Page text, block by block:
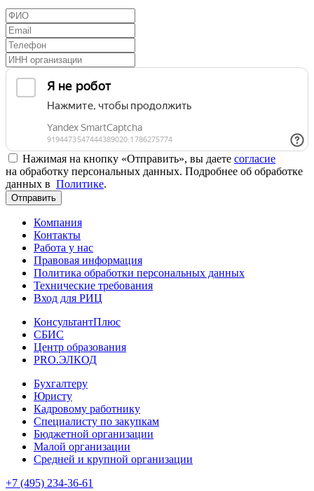
Нажимая на кнопку «Отправить», вы даете согласие
на обработку персональных данных. Подробнее об обработке
данных в Политике.
Отправить
Компания
Контакты
Работа у нас
Правовая информация
Политика обработки персональных данных
Технические требования
Вход для РИЦ
КонсультантПлюс
СБИС
Центр образования
PRO.ЭЛКОД
Бухгалтеру
Юристу
Кадровому работнику
Специалисту по закупкам
Бюджетной организации
Малой организации
Средней и крупной организации
+7 (495) 234-36-61